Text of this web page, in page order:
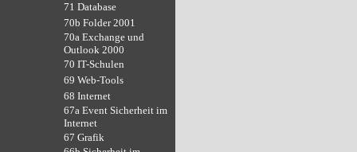
71 Database
70b Folder 2001
70a Exchange und
Outlook 2000
70 IT-Schulen
69 Web-Tools
68 Internet
67a Event Sicherheit im
Internet
67 Grafik